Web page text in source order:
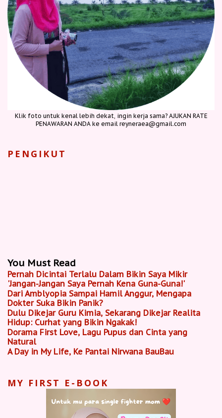
Klik foto untuk kenal lebih dekat, ingin kerja sama? AJUKAN RATE
PENAWARAN ANDA ke email reyneraea@gmail.com
PENGIKUT
You Must Read
Pernah Dicintai Terlalu Dalam Bikin Saya Mikir
'Jangan-Jangan Saya Pernah Kena Guna-Guna!'
Dari Amblyopia Sampai Hamil Anggur, Mengapa
Dokter Suka Bikin Panik?
Dulu Dikejar Guru Kimia, Sekarang Dikejar Realita
Hidup: Curhat yang Bikin Ngakak!
Dorama First Love, Lagu Pupus dan Cinta yang
Natural
A Day in My Life, Ke Pantai Nirwana BauBau
MY FIRST E-BOOK